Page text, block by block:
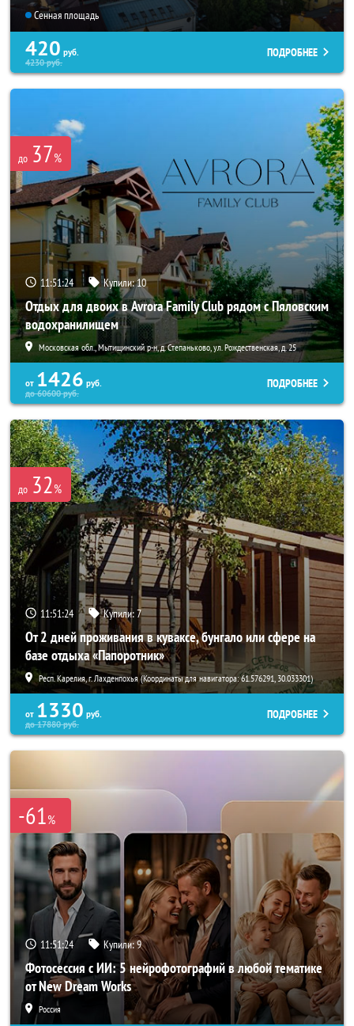
Сенная площадь
420 руб.
4230руб.
ПОДРОБНЕЕ
до 37%
11:51:20 Купили:10
Отдых для двоих в Avrora Family Club рядом с Пяловским
водохранилищем
Московская обл., Мытищинский р-н, д. Степаньково, ул. Рождественская, д. 25
от 1426 руб.
до60600руб.
ПОДРОБНЕЕ
до 32%
11:51:20 Купили:7
От 2 дней проживания в куваксе, бунгало или сфере на
базе отдыха «Папоротник»
Респ. Карелия, г. Лахденпохья (Координаты для навигатора: 61.576291, 30.033301)
от 1330 руб.
до17880руб.
ПОДРОБНЕЕ
-61%
11:51:20 Купили:9
Фотосессия с ИИ: 5 нейрофотографий в любой тематике
от New Dream Works
Россия